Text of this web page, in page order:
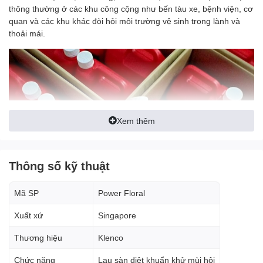
thông thường ở các khu công cộng như bến tàu xe, bệnh viện, cơ
quan và các khu khác đòi hỏi môi trường vệ sinh trong lành và
thoải mái.
Xem thêm
Thông số kỹ thuật
Mã SP Power Floral
Xuất xứ Singapore
Thương hiệu Klenco
Chức năng Lau sàn diệt khuẩn khử mùi hôi